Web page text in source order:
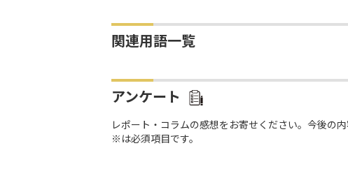
関連用語一覧
アンケート
レポート・コラムの感想をお寄せください。今後の
※は必須項目です。